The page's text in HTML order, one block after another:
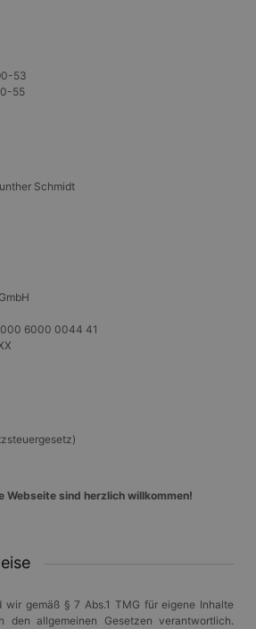
53
55
Schmidt
6000 0044 41
Webseite sind herzlich willkommen!
wir gemäß § 7 Abs.1 TMG für eigene Inhalte
den allgemeinen Gesetzen verantwortlich.